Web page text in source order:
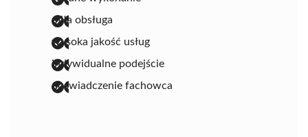
miła obsługa
wysoka jakość usług
indywidualne podejście
doświadczenie fachowca